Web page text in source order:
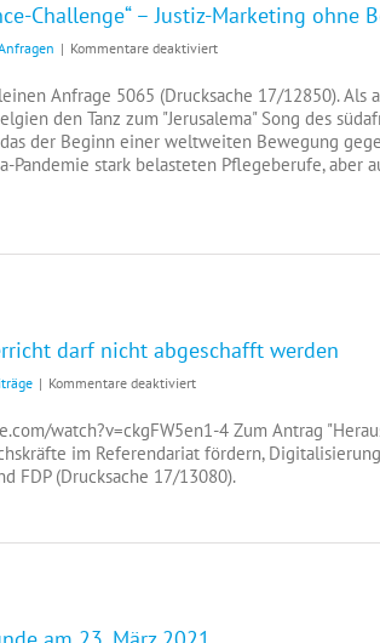
Challenge“ – Justiz-Marketing ohne
| Kommentare deaktiviertfür
Dance-
Challenge“
–
Justiz-
Marketing
Anfrage 5065 (Drucksache 17/12850). Als
den Tanz zum "Jerusalema" Song des
der Beginn einer weltweiten Bewegung
Pandemie stark belasteten Pflegeberufe,
darf nicht abgeschafft werden
| Kommentare deaktiviertfür
Präsenzunterricht
darf
nicht
abgeschafft
watch?v=ckgFW5en1-4 Zum Antrag
im Referendariat fördern,
FDP (Drucksache 17/13080).